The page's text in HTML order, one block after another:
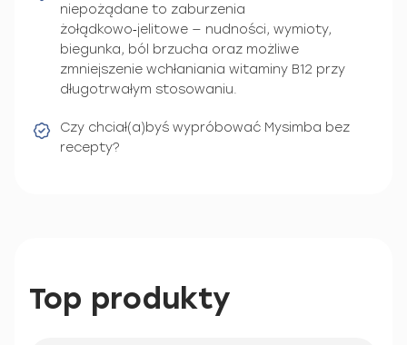
niepożądane to zaburzenia
żołądkowo‑jelitowe — nudności, wymioty,
biegunka, ból brzucha oraz możliwe
zmniejszenie wchłaniania witaminy B12 przy
długotrwałym stosowaniu.
Czy chciał(a)byś wypróbować Mysimba bez
recepty?
Top produkty